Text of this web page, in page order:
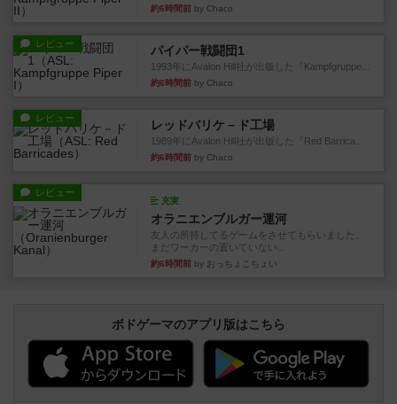
約6時間前 by Chaco
レビュー パイパー戦闘団1
1993年にAvalon Hill社が出版した『Kampfgruppe...
約6時間前 by Chaco
レビュー レッドバリケ－ド工場
1989年にAvalon Hill社が出版した『Red Barrica...
約6時間前 by Chaco
レビュー
充実
オラニエンブルガー運河
友人の所持してるゲームをさせてもらいました。
まだワーカーの置いていない...
約6時間前 by おっちょこちょい
ボドゲーマのアプリ版はこちら